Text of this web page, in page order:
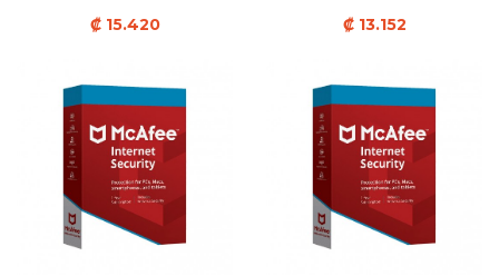
₡ 15.420 ₡ 13.152